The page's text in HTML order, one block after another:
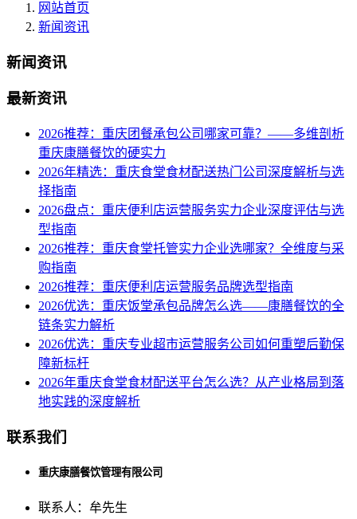
网站首页
新闻资讯
新闻资讯
最新资讯
2026推荐：重庆团餐承包公司哪家可靠？——多维剖析
重庆康膳餐饮的硬实力
2026年精选：重庆食堂食材配送热门公司深度解析与选
择指南
2026盘点：重庆便利店运营服务实力企业深度评估与选
型指南
2026推荐：重庆食堂托管实力企业选哪家？全维度与采
购指南
2026推荐：重庆便利店运营服务品牌选型指南
2026优选：重庆饭堂承包品牌怎么选——康膳餐饮的全
链条实力解析
2026优选：重庆专业超市运营服务公司如何重塑后勤保
障新标杆
2026年重庆食堂食材配送平台怎么选？从产业格局到落
地实践的深度解析
联系我们
重庆康膳餐饮管理有限公司
联系人：牟先生